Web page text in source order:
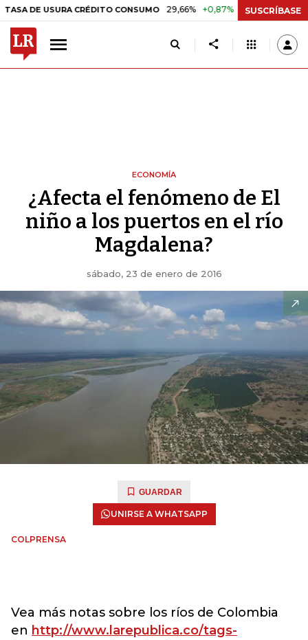
USURA CRÉDITO CONSUMO 29,66% +0,87% +3,02% DTF
SUSCRÍBASE
ECONOMÍA
¿Afecta el fenómeno de El
niño a los puertos en el río
Magdalena?
sábado, 23 de enero de 2016
GUARDAR
UNIRSE A WHATSAPP
COLPRENSA
Vea más notas sobre los ríos de Colombia
en http://www.larepublica.co/tags-